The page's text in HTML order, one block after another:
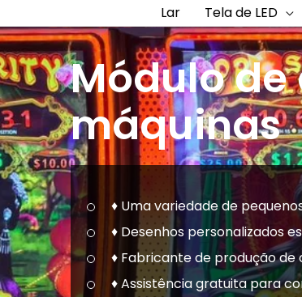
Lar Tela de LED
Módulo de
máquinas
♦ Uma variedade de
♦ Desenhos personalizados
♦ Fabricante de produção de
♦ Assistência gratuita para